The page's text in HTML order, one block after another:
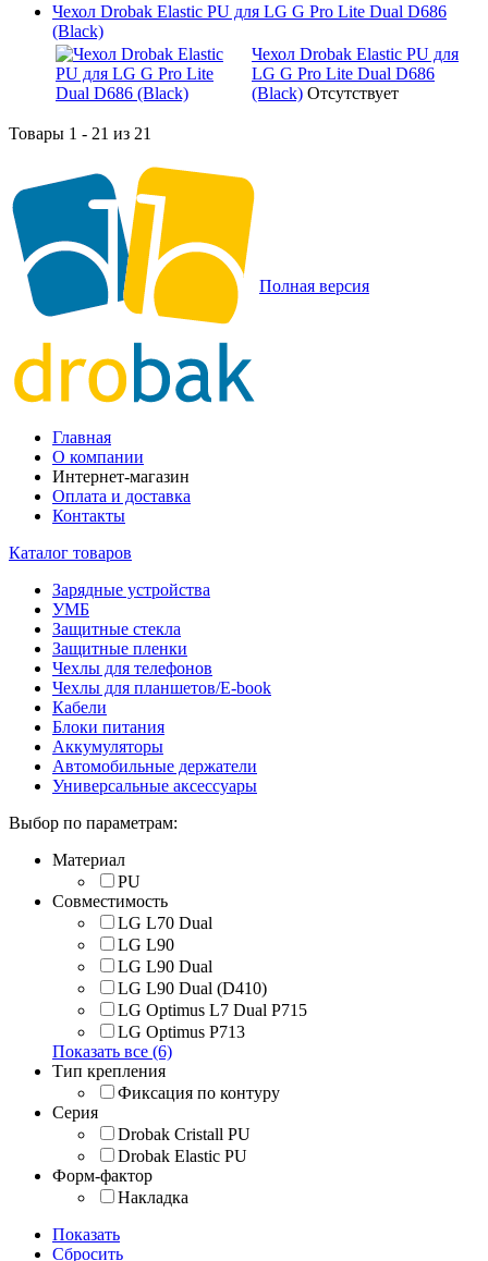
Чехол Drobak Elastic PU для LG G Pro Lite Dual D686
(Black)
Чехол Drobak Elastic PU для
LG G Pro Lite Dual D686
(Black) Отсутствует
Товары 1 - 21 из 21
Полная версия
Главная
О компании
Интернет-магазин
Оплата и доставка
Контакты
Каталог товаров
Зарядные устройства
УМБ
Защитные стекла
Защитные пленки
Чехлы для телефонов
Чехлы для планшетов/E-book
Кабели
Блоки питания
Аккумуляторы
Автомобильные держатели
Универсальные аксессуары
Выбор по параметрам:
Материал
PU
Совместимость
LG L70 Dual
LG L90
LG L90 Dual
LG L90 Dual (D410)
LG Optimus L7 Dual P715
LG Optimus P713
Показать все (6)
Тип крепления
Фиксация по контуру
Серия
Drobak Cristall PU
Drobak Elastic PU
Форм-фактор
Накладка
Показать
Сбросить